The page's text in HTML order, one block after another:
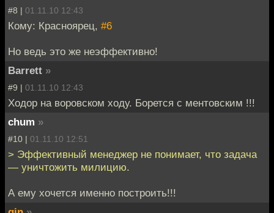
#8 | 01.11.10 12:43
Кому: Красноярец, #6
Но ведь это же неэффективно!
Barrett »
#9 | 01.11.10 12:43
Ходор на воровском ходу. Борется с ментовским !!!
chum »
#10 | 01.11.10 12:51
> Эффективный менеджер не понимает, что задача
— уничтожить милицию.
А ему хочется именно построить!!!